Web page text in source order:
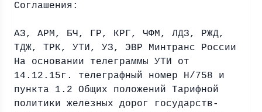
Соглашения:
АЗ, АРМ, БЧ, ГР, КРГ, ЧФМ, ЛДЗ, РЖД,
ТДЖ, ТРК, УТИ, УЗ, ЭВР Минтранс России
На основании телеграммы УТИ от
14.12.15г. телеграфный номер Н/758 и
пункта 1.2 Общих положений Тарифной
политики железных дорог государств-